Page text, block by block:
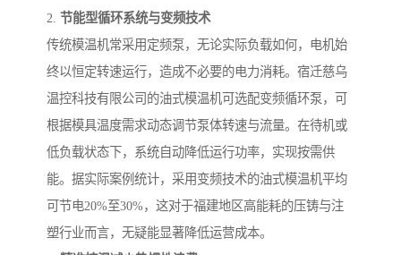
2. 节能型循环系统与变频技术
传统模温机常采用定频泵，无论实际负载如何，电机始
终以恒定转速运行，造成不必要的电力消耗。宿迁慈乌
温控科技有限公司的油式模温机可选配变频循环泵，可
根据模具温度需求动态调节泵体转速与流量。在待机或
低负载状态下，系统自动降低运行功率，实现按需供
能。据实际案例统计，采用变频技术的油式模温机平均
可节电20%至30%，这对于福建地区高能耗的压铸与注
塑行业而言，无疑能显著降低运营成本。